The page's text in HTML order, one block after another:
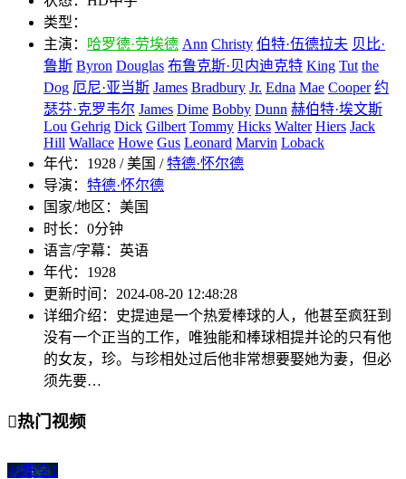
类型：
主演： 哈罗德·劳埃德 Ann Christy 伯特·伍德拉夫 贝比·
鲁斯 Byron Douglas 布鲁克斯·贝内迪克特 King Tut the
Dog 厄尼·亚当斯 James Bradbury Jr. Edna Mae Cooper 约
瑟芬·克罗韦尔 James Dime Bobby Dunn 赫伯特·埃文斯
Lou Gehrig Dick Gilbert Tommy Hicks Walter Hiers Jack
Hill Wallace Howe Gus Leonard Marvin Loback
年代： 1928 / 美国 /特德·怀尔德
导演： 特德·怀尔德
国家/地区： 美国
时长： 0分钟
语言/字幕： 英语
年代： 1928
更新时间： 2024-08-20 12:48:28
详细介绍：
史提迪是一个热爱棒球的人，他甚至疯狂到
没有一个正当的工作，唯独能和棒球相提并论的只有他
的女友，珍。与珍相处过后他非常想要娶她为妻，但必
须先要…
热门视频
48集全1